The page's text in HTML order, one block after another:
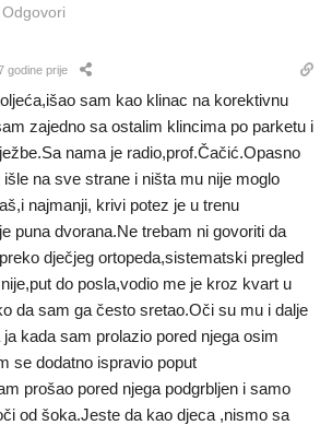
Odgovori
godine prije
sam kao klinac na korektivnu
zajedno sa ostalim klincima po parketu i
nama je radio,prof.Čačić.Opasno
na sve strane i ništa mu nije moglo
najmanji, krivi potez je u trenu
puna dvorana.Ne trebam ni govoriti da
dječjeg ortopeda,sistematski pregled
do posla,vodio me je kroz kvart u
da sam ga često sretao.Oči su mu i dalje
kada sam prolazio pored njega osim
se dodatno ispravio poput
prošao pored njega podgrbljen i samo
od šoka.Jeste da kao djeca ,nismo sa